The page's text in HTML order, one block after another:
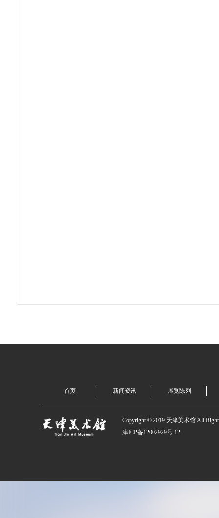
首页 新闻资讯 展览陈列
Copyright © 2019 天津美术馆 All
津ICP备12002929号-12